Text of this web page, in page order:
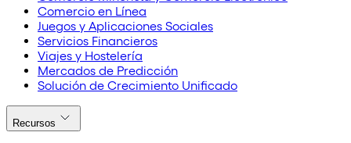
Comercio en Línea
Juegos y Aplicaciones Sociales
Servicios Financieros
Viajes y Hostelería
Mercados de Predicción
Solución de Crecimiento Unificado
Recursos